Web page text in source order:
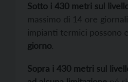
Sotto i 430 metri sul
massimo di 14 ore
impianti termici possono
giorno.
Sopra i 430 metri sul